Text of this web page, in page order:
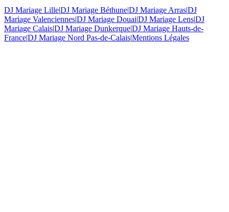
DJ Mariage Lille|DJ Mariage Béthune|DJ Mariage Arras|DJ
Mariage Valenciennes|DJ Mariage Douai|DJ Mariage Lens|DJ
Mariage Calais|DJ Mariage Dunkerque|DJ Mariage Hauts-de-
France|DJ Mariage Nord Pas-de-Calais|Mentions Légales